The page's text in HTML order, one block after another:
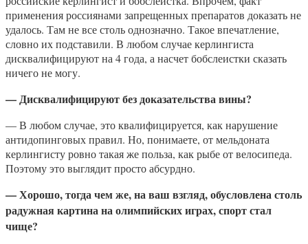
применения россиянами запрещенных препаратов доказать не
удалось. Там не все столь однозначно. Такое впечатление,
словно их подставили. В любом случае керлингиста
дисквалифицируют на 4 года, а насчет бобслеистки сказать
ничего не могу.
— Дисквалифицируют без доказательства вины?
— В любом случае, это квалифицируется, как нарушение
антидопинговых правил. Но, понимаете, от мельдоната
керлингисту ровно такая же польза, как рыбе от велосипеда.
Поэтому это выглядит просто абсурдно.
— Хорошо, тогда чем же, на ваш взгляд, обусловлена столь
радужная картина на олимпийских играх, спорт стал
чище?